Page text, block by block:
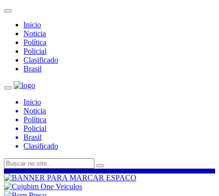
Inicio
Noticia
Política
Policial
Clasificado
Brasil
Inicio
Noticia
Política
Policial
Brasil
Clasificado